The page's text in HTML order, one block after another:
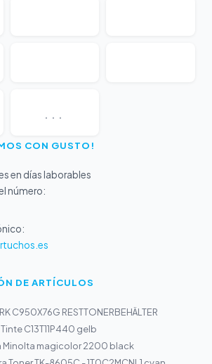
...
CON GUSTO!
en días laborables
número:
DE ARTÍCULOS
C950X76G RESTTONERBEHÄLTER
C13T11P440 gelb
Minolta magicolor 2200 black